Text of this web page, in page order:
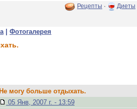
Рецепты · Диеты
| Фотогалерея
Не могу больше отдыхать.
05 Янв, 2007 г. - 13:59